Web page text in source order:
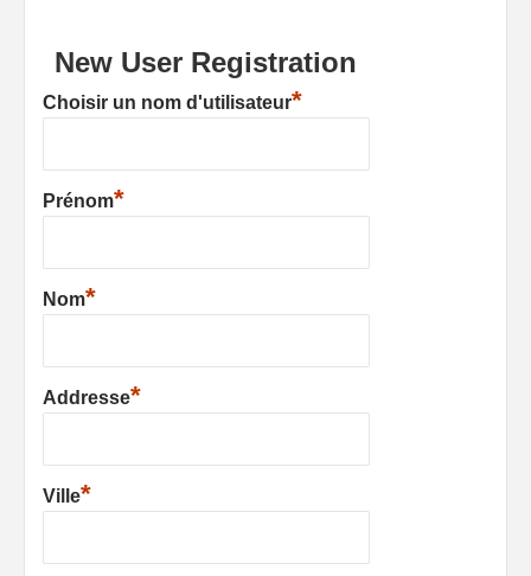
New User Registration
Choisir un nom d'utilisateur*
Prénom*
Nom*
Addresse*
Ville*